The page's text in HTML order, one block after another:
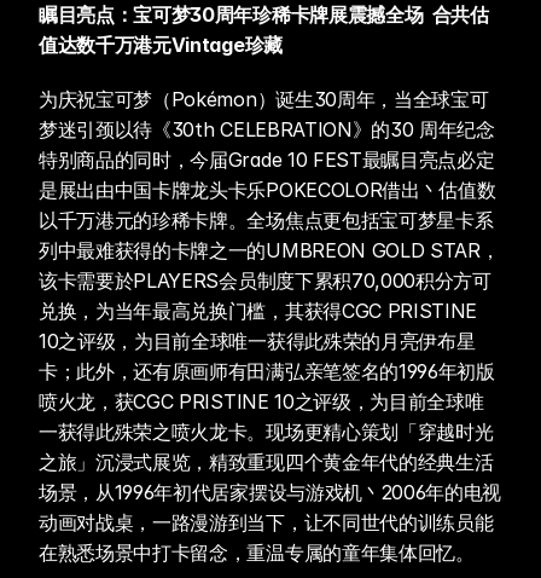
瞩目亮点：宝可梦30周年珍稀卡牌展震撼全场  合共估
值达数千万港元Vintage珍藏
为庆祝宝可梦（Pokémon）诞生30周年，当全球宝可
梦迷引颈以待《30th CELEBRATION》的30 周年纪念
特别商品的同时，今届Grade 10 FEST最瞩目亮点必定
是展出由中国卡牌龙头卡乐POKECOLOR借出丶估值数
以千万港元的珍稀卡牌。全场焦点更包括宝可梦星卡系
列中最难获得的卡牌之一的UMBREON GOLD STAR，
该卡需要於PLAYERS会员制度下累积70,000积分方可
兑换，为当年最高兑换门槛，其获得CGC PRISTINE
10之评级，为目前全球唯一获得此殊荣的月亮伊布星
卡；此外，还有原画师有田满弘亲笔签名的1996年初版
喷火龙，获CGC PRISTINE 10之评级，为目前全球唯
一获得此殊荣之喷火龙卡。现场更精心策划「穿越时光
之旅」沉浸式展览，精致重现四个黄金年代的经典生活
场景，从1996年初代居家摆设与游戏机丶2006年的电视
动画对战桌，一路漫游到当下，让不同世代的训练员能
在熟悉场景中打卡留念，重温专属的童年集体回忆。